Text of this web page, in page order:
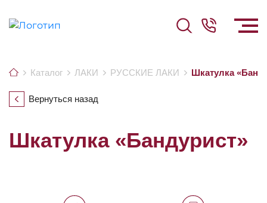
Каталог ЛАКИ РУССКИЕ ЛАКИ Шкатулка
Вернуться назад
Шкатулка «Бандурист»